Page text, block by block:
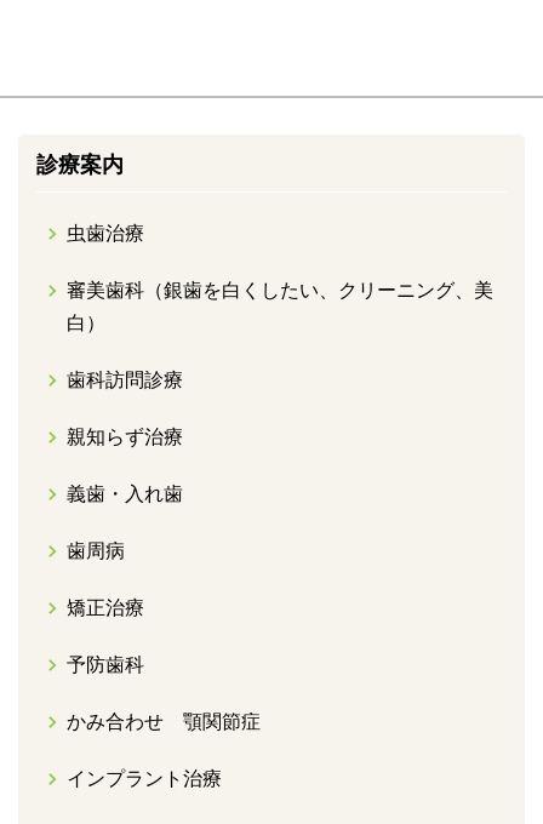
診療案内
虫歯治療
審美歯科（銀歯を白くしたい、クリーニング、美
白）
歯科訪問診療
親知らず治療
義歯・入れ歯
歯周病
矯正治療
予防歯科
かみ合わせ 顎関節症
インプラント治療